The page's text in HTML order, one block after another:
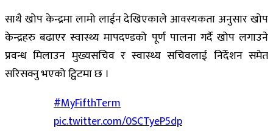
साथै खोप केन्द्रमा लामो लाईन देखिएकाले आवस्यकता अनुसार खोप
केन्द्रहरु बढाएर स्वास्थ्य मापदण्डको पूर्ण पालना गर्दै खोप लगाउने
प्रवन्ध मिलाउन मुख्यसचिव र स्वास्थ्य सचिवलाई निर्देशन समेत
सरिसक्नु भएको ट्विटमा छ ।
#MyFifthTerm
pic.twitter.com/0SCTyeP5dp